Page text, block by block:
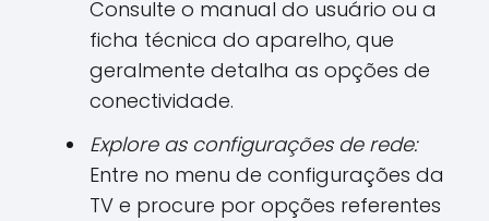
Consulte o manual do usuário ou a
ficha técnica do aparelho, que
geralmente detalha as opções de
conectividade.
Explore as configurações de rede:
Entre no menu de configurações da
TV e procure por opções referentes